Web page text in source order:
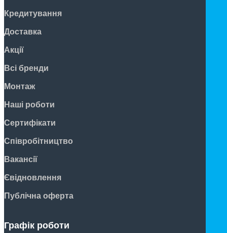
Кредитування
Доставка
Акції
Всі бренди
Монтаж
Наші роботи
Сертифікати
Співробітництво
Вакансії
Євідновлення
Публічна оферта
Графік роботи